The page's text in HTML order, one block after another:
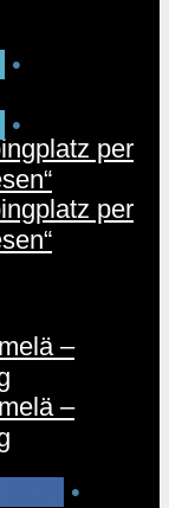
•
per
–
•
•
per
–